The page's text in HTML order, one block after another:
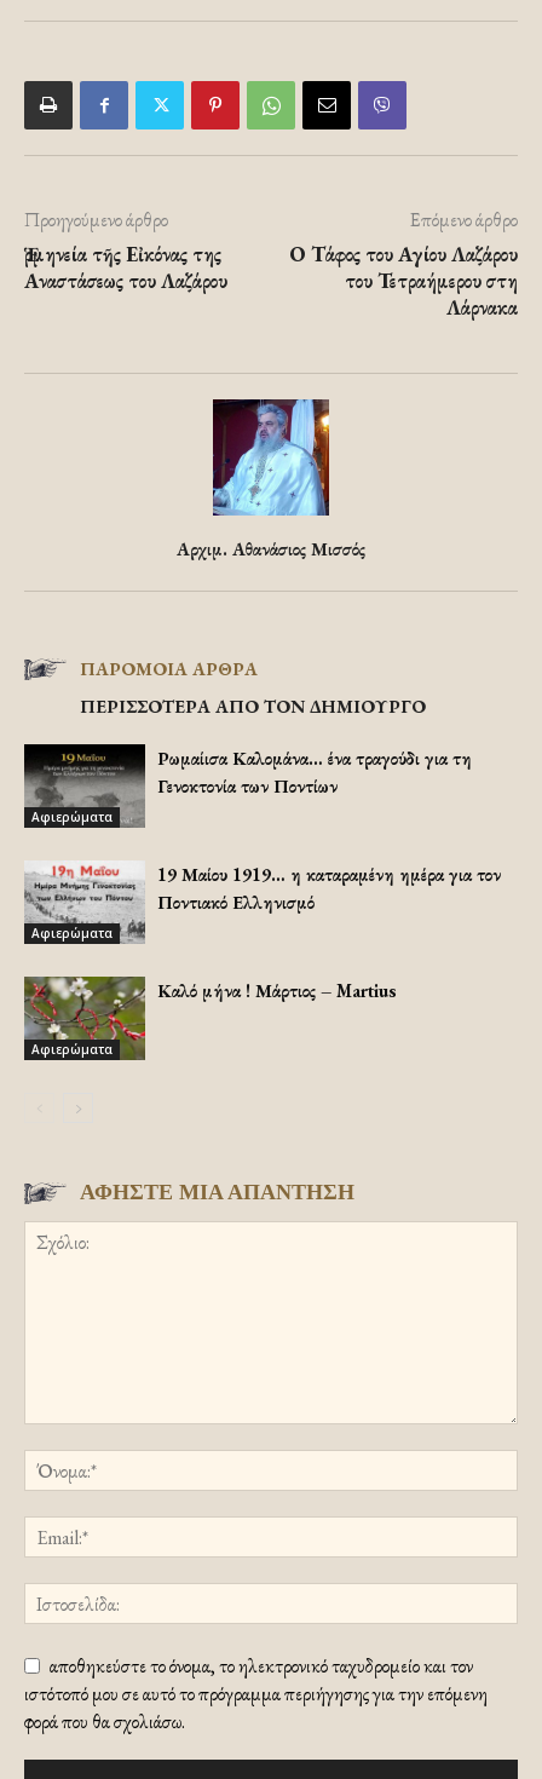
Προηγούμενο άρθρο
Ἑρμηνεία τῆς Εἰκόνας της
Αναστάσεως του Λαζάρου
Επόμενο άρθρο
Ο Τάφος του Αγίου Λαζάρου
του Τετραήμερου στη
Λάρνακα
Αρχιμ. Αθανάσιος Μισσός
ΠΑΡΟΜΟΙΑ ΑΡΘΡΑ
ΠΕΡΙΣΣΟΤΕΡΑ ΑΠΟ ΤΟΝ ΔΗΜΙΟΥΡΓΟ
Αφιερώματα
Ρωμαίισα Καλομάνα… ένα τραγούδι για τη
Γενοκτονία των Ποντίων
Αφιερώματα
19 Μαίου 1919… η καταραμένη ημέρα για τον
Ποντιακό Ελληνισμό
Αφιερώματα
Καλό μήνα ! Μάρτιος – Martius
ΑΦΗΣΤΕ ΜΙΑ ΑΠΑΝΤΗΣΗ
αποθηκεύστε το όνομα, το ηλεκτρονικό ταχυδρομείο και τον
ιστότοπό μου σε αυτό το πρόγραμμα περιήγησης για την επόμενη
φορά που θα σχολιάσω.